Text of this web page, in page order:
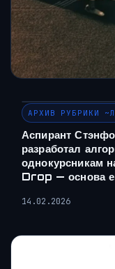
АРХИВ РУБРИКИ
Аспирант
разработал
однокурсникам
Drop — основа
14.02.2026